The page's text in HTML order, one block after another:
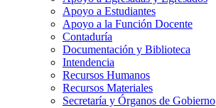
Apoyo a Estudiantes
Apoyo a la Función Docente
Contaduría
Documentación y Biblioteca
Intendencia
Recursos Humanos
Recursos Materiales
Secretaría y Órganos de Gobierno